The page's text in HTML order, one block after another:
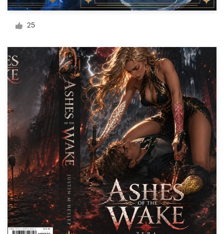
25
Diseño de logotipo
Tarjeta de presentación
Diseño de páginas web
Guía de la marca
Explorar todas las categorías
Soporte
+1 877 513 9415
Centro de ayuda